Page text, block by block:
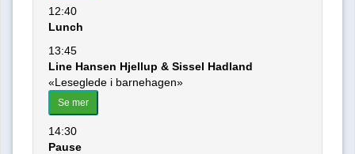
12:40
Lunch
13:45
Line Hansen Hjellup & Sissel Hadland
«Leseglede i barnehagen»
Se mer
14:30
Pause